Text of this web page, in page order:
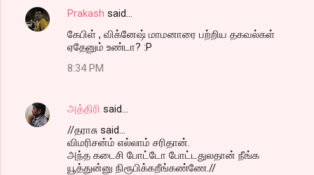
Prakash said…
கேபிள் , விக்னேஷ் மாமனாரை பற்றிய தகவல்கள்
ஏதேனும் உண்டா? :P
8:34 PM
அத்திரி said…
//தராசு said...
விமரிசன்ம் எல்லாம் சரிதான்.
அந்த கடைசி போட்டோ போட்டதுலதான் நீங்க
யூத்துன்னு நிரூபிக்கறீங்கண்ணே.//